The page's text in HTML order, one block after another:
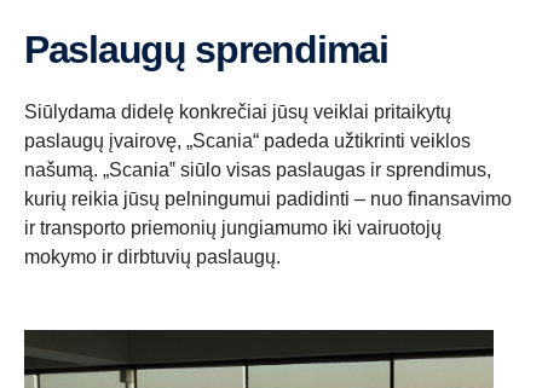
Paslaugų sprendimai
Siūlydama didelę konkrečiai jūsų veiklai pritaikytų
paslaugų įvairovę, „Scania“ padeda užtikrinti veiklos
našumą. „Scania‟ siūlo visas paslaugas ir sprendimus,
kurių reikia jūsų pelningumui padidinti – nuo finansavimo
ir transporto priemonių jungiamumo iki vairuotojų
mokymo ir dirbtuvių paslaugų.